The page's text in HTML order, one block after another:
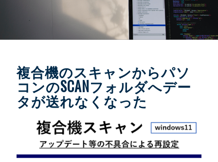
複合機のスキャンからパソ
コンのSCANフォルダへデー
タが送れなくなった